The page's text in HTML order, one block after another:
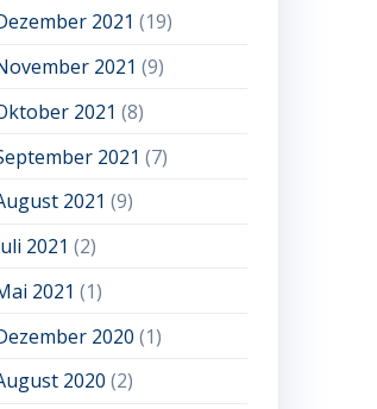
2021 (19)
2021 (9)
2021 (8)
2021 (7)
2021 (9)
2021 (2)
2021 (1)
2020 (1)
2020 (2)